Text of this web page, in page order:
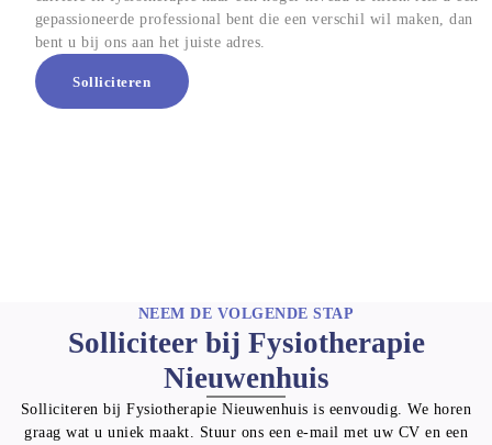
gepassioneerde professional bent die een verschil wil maken, dan
bent u bij ons aan het juiste adres.
Solliciteren
NEEM DE VOLGENDE STAP
Solliciteer bij Fysiotherapie
Nieuwenhuis
Solliciteren bij Fysiotherapie Nieuwenhuis is eenvoudig. We horen
graag wat u uniek maakt. Stuur ons een e-mail met uw CV en een